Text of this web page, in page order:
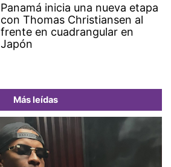
Panamá inicia una nueva etapa
con Thomas Christiansen al
frente en cuadrangular en
Japón
Más leídas